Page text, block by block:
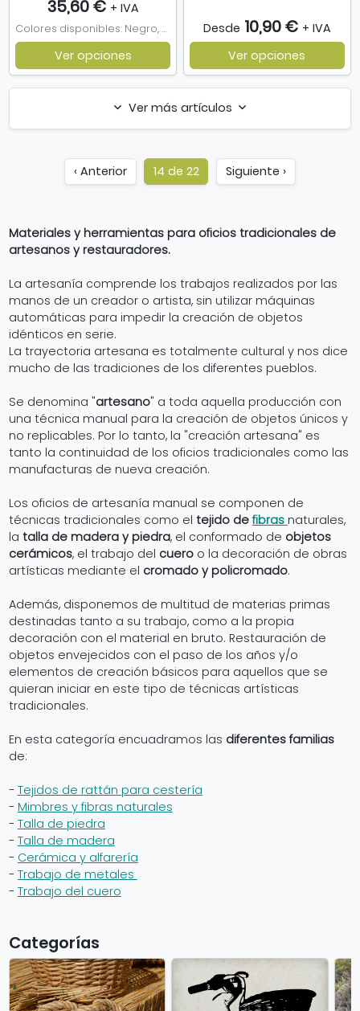
35,60 € + IVA
Colores disponibles: Negro, Marrón, (05) Marron oscuro
Ver opciones
Desde 10,90 € + IVA
Ver opciones
Ver más artículos
‹ Anterior 14 de 22 Siguiente ›
Materiales y herramientas para oficios tradicionales de
artesanos y restauradores.
La artesanía comprende los trabajos realizados por las
manos de un creador o artista, sin utilizar máquinas
automáticas para impedir la creación de objetos
idénticos en serie.
La trayectoria artesana es totalmente cultural y nos dice
mucho de las tradiciones de los diferentes pueblos.
Se denomina "artesano" a toda aquella producción con
una técnica manual para la creación de objetos únicos y
no replicables. Por lo tanto, la "creación artesana" es
tanto la continuidad de los oficios tradicionales como las
manufacturas de nueva creación.
Los oficios de artesanía manual se componen de
técnicas tradicionales como el tejido defibras naturales,
la talla de madera y piedra, el conformado de objetos
cerámicos, el trabajo del cuero o la decoración de obras
artísticas mediante el cromado y policromado.
Además, disponemos de multitud de materias primas
destinadas tanto a su trabajo, como a la propia
decoración con el material en bruto. Restauración de
objetos envejecidos con el paso de los años y/o
elementos de creación básicos para aquellos que se
quieran iniciar en este tipo de técnicas artísticas
tradicionales.
En esta categoría encuadramos las diferentes familias
de:
- Tejidos de rattán para cestería
- Mimbres y fibras naturales
- Talla de piedra
- Talla de madera
- Cerámica y alfarería
- Trabajo de metales
- Trabajo del cuero
Categorías